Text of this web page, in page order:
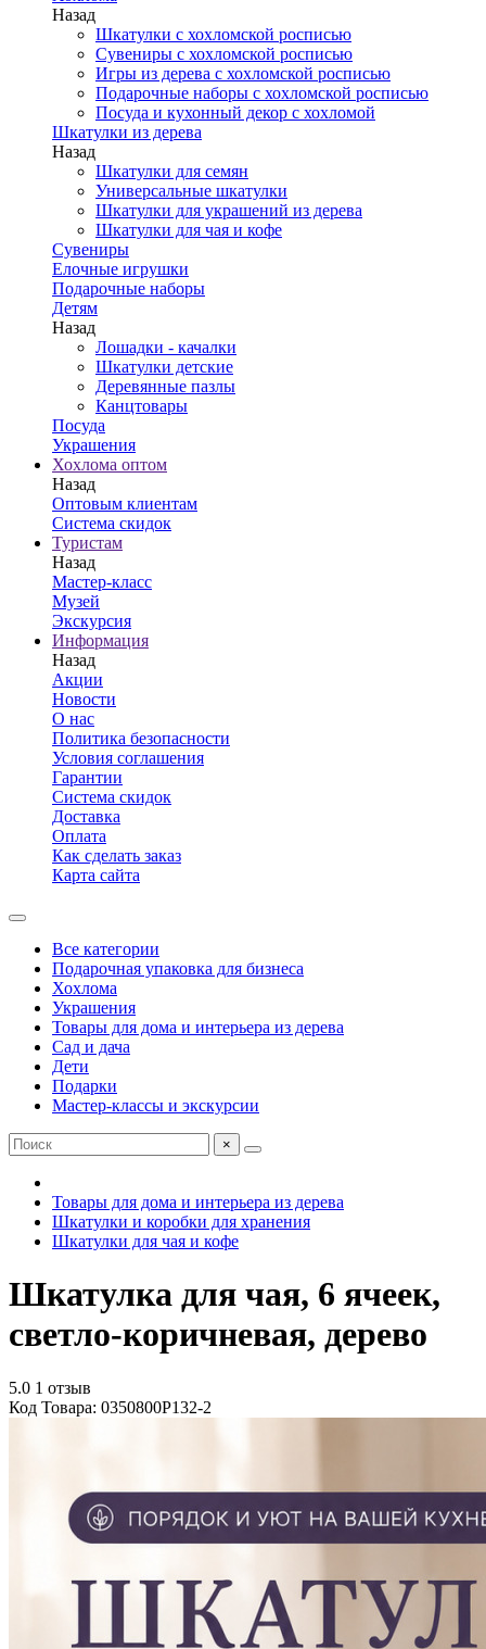
Назад
Шкатулки с хохломской росписью
Сувениры с хохломской росписью
Игры из дерева с хохломской росписью
Подарочные наборы с хохломской росписью
Посуда и кухонный декор с хохломой
Шкатулки из дерева
Назад
Шкатулки для семян
Универсальные шкатулки
Шкатулки для украшений из дерева
Шкатулки для чая и кофе
Сувениры
Елочные игрушки
Подарочные наборы
Детям
Назад
Лошадки - качалки
Шкатулки детские
Деревянные пазлы
Канцтовары
Посуда
Украшения
Хохлома оптом
Назад
Оптовым клиентам
Система скидок
Туристам
Назад
Мастер-класс
Музей
Экскурсия
Информация
Назад
Акции
Новости
О нас
Политика безопасности
Условия соглашения
Гарантии
Система скидок
Доставка
Оплата
Как сделать заказ
Карта сайта
Все категории
Подарочная упаковка для бизнеса
Хохлома
Украшения
Товары для дома и интерьера из дерева
Сад и дача
Дети
Подарки
Мастер-классы и экскурсии
×
Товары для дома и интерьера из дерева
Шкатулки и коробки для хранения
Шкатулки для чая и кофе
Шкатулка для чая, 6 ячеек,
светло-коричневая, дерево
5.0 1 отзыв
Код Товара: 0350800P132-2